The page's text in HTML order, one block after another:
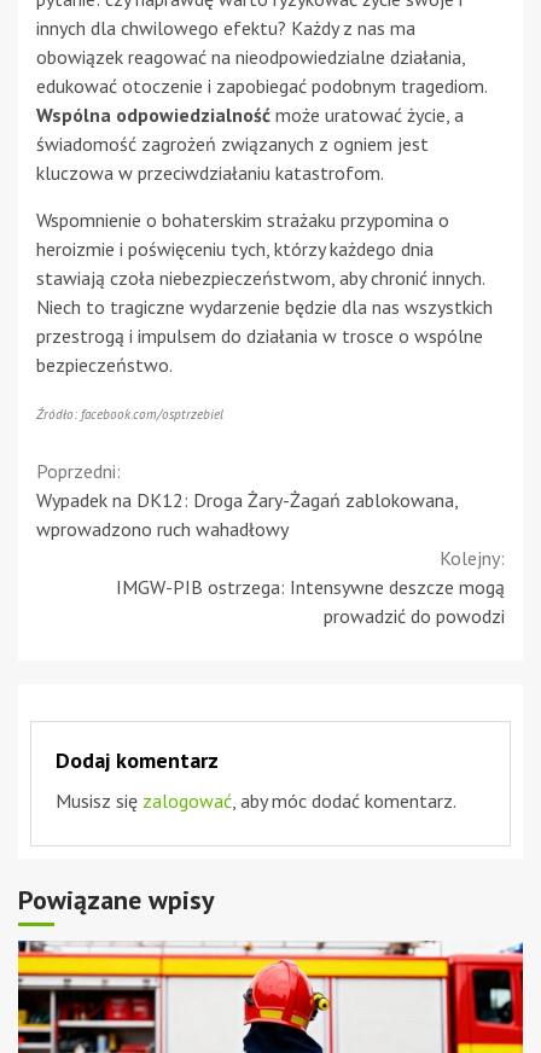
innych dla chwilowego efektu? Każdy z nas ma
obowiązek reagować na nieodpowiedzialne działania,
edukować otoczenie i zapobiegać podobnym tragediom.
Wspólna odpowiedzialność może uratować życie, a
świadomość zagrożeń związanych z ogniem jest
kluczowa w przeciwdziałaniu katastrofom.
Wspomnienie o bohaterskim strażaku przypomina o
heroizmie i poświęceniu tych, którzy każdego dnia
stawiają czoła niebezpieczeństwom, aby chronić innych.
Niech to tragiczne wydarzenie będzie dla nas wszystkich
przestrogą i impulsem do działania w trosce o wspólne
bezpieczeństwo.
Źródło: facebook.com/osptrzebiel
Continue
Reading
Poprzedni:
Wypadek na DK12: Droga Żary-Żagań zablokowana,
wprowadzono ruch wahadłowy
Kolejny:
IMGW-PIB ostrzega: Intensywne deszcze mogą
prowadzić do powodzi
Dodaj komentarz
Musisz się zalogować, aby móc dodać komentarz.
Powiązane wpisy